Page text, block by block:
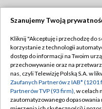
Abonament TVP
Emisja w TVP
Centrum informacji TVP
Szanujemy Twoją
Kliknij "Akceptuję i przechodzę do
korzystanie z technologii
dostęp do informacji na Twoim
przechowywanie oraz na
nas, czyli Telewizję Polską S.A. w
Zaufanych Partnerów z IAB* (1201
Partnerów TVP (93 firm), w celach
zautomatyzowanego